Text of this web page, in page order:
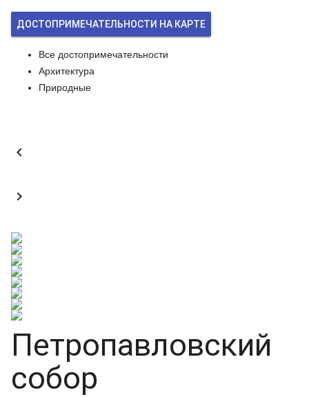
ДОСТОПРИМЕЧАТЕЛЬНОСТИ НА КАРТЕ
Все достопримечательности
Архитектура
Природные


Петропавловский
собор